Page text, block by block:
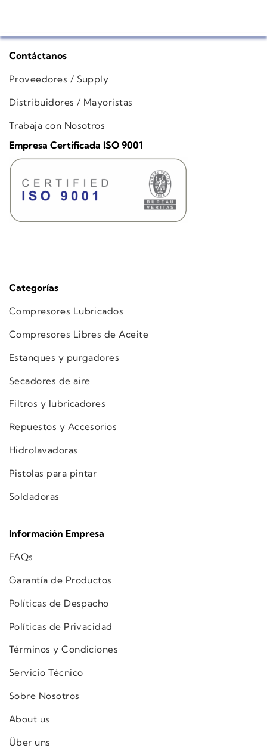
Categorías
Compresores Lubricados
Compresores Libres de Aceite
Estanques y purgadores
Secadores de aire
Filtros y lubricadores
Repuestos y Accesorios
Hidrolavadoras
Pistolas para pintar
Soldadoras
Información Empresa
FAQs
Garantía de Productos
Políticas de Despacho
Políticas de Privacidad
Términos y Condiciones
Servicio Técnico
Sobre Nosotros
About us
Über uns
Contáctanos
Proveedores / Supply
Distribuidores / Mayoristas
Trabaja con Nosotros
Empresa Certificada ISO 9001